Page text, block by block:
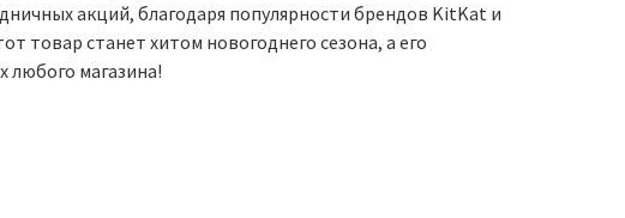
акций, благодаря популярности брендов KitKat и
товар станет хитом новогоднего сезона, а его
любого магазина!